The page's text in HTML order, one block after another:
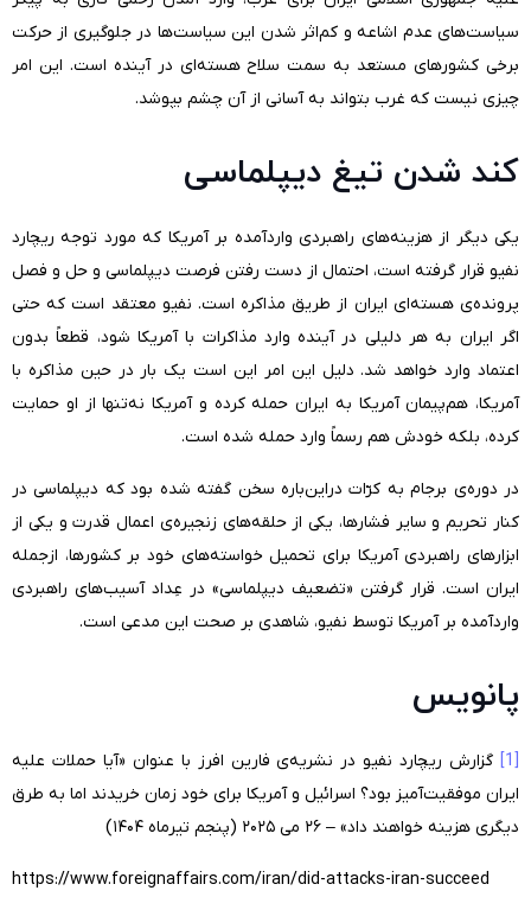
سیاست‌های عدم اشاعه و کم‌اثر شدن این سیاست‌ها در جلوگیری از حرکت
برخی کشورهای مستعد به سمت سلاح هسته‌ای در آینده است. این امر
چیزی نیست که غرب بتواند به آسانی از آن چشم بپوشد.
کند شدن تیغ دیپلماسی
یکی دیگر از هزینه‌های راهبردی واردآمده بر آمریکا که مورد توجه ریچارد
نفیو قرار گرفته است، احتمال از دست رفتن فرصت دیپلماسی و حل و فصل
پرونده‌ی هسته‌ای ایران از طریق مذاکره است. نفیو معتقد است که حتی
اگر ایران به هر دلیلی در آینده وارد مذاکرات با آمریکا شود، قطعاً بدون
اعتماد وارد خواهد شد. دلیل این امر این است یک بار در حین مذاکره با
آمریکا، هم‌پیمان آمریکا به ایران حمله کرده و آمریکا نه‌تنها از او حمایت
کرده، بلکه خودش هم رسماً وارد حمله شده است.
در دوره‌ی برجام به کرّات دراین‌باره سخن گفته شده بود که دیپلماسی در
کنار تحریم و سایر فشارها، یکی از حلقه‌های زنجیره‌ی اعمال قدرت و یکی از
ابزارهای راهبردی آمریکا برای تحمیل خواسته‌های خود بر کشورها، ازجمله
ایران است. قرار گرفتن «تضعیف دیپلماسی» در عِداد آسیب‌های راهبردی
واردآمده بر آمریکا توسط نفیو، شاهدی بر صحت این مدعی است.
پانویس
[1]
گزارش ریچارد نفیو در نشریه‌ی فارین افرز با عنوان «آیا حملات علیه
ایران موفقیت‌آمیز بود؟ اسرائیل و آمریکا برای خود زمان خریدند اما به طرق
دیگری هزینه خواهند داد» – ۲۶ می ۲۰۲۵ (پنجم تیرماه ۱۴۰۴)
https://www.foreignaffairs.com/iran/did-attacks-iran-succeed